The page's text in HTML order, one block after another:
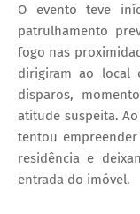
O evento teve
patrulhamento
fogo nas
dirigiram ao local
disparos,
atitude suspeita.
tentou
residência e
entrada do imóvel.